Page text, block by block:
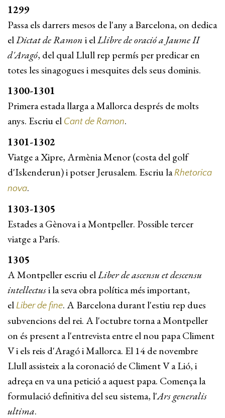
1299
Passa els darrers mesos de l'any a Barcelona, on dedica
elDictat de Ramoni elLlibre de oració a Jaume II
d'Aragó, del qual Llull rep permís per predicar en
totes les sinagogues i mesquites dels seus dominis.
1300-1301
Primera estada llarga a Mallorca després de molts
anys. Escriu el Cant de Ramon.
1301-1302
Viatge a Xipre, Armènia Menor (costa del golf
d'Isken­derun) i potser Jerusalem. Escriu laRhetorica
nova.
1303-1305
Estades a Gènova i a Montpeller. Possible tercer
viatge a París.
1305
A Montpeller escriu elLiber de ascensu et descensu
intellectusi la seva obra política més important,
el Liber de fine. A Barcelona durant l'estiu rep dues
subvencions del rei. A l'octubre torna a Montpeller
on és present a l'entrevista entre el nou papa Climent
V i els reis d'Aragó i Mallorca. El 14 de novembre
Llull assisteix a la coronació de Climent V a Lió, i
adreça en va una petició a aquest papa. Comença la
formulació definitiva del seu sistema, l'Ars generalis
ultima.